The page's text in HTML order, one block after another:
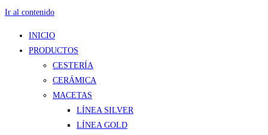
Ir al contenido
INICIO
PRODUCTOS
CESTERÍA
CERÁMICA
MACETAS
LÍNEA SILVER
LÍNEA GOLD